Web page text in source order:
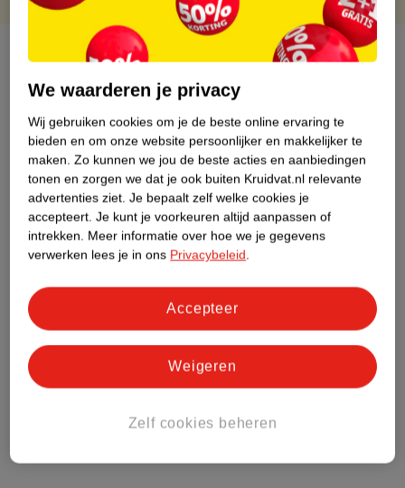
Over dit product
Productinformatie
Nature Impact Score
Dit product heeft (nog) geen Nature
Impact Score.
Meer informatie
Bestel & Bezorginformatie
Bekijk ook
We waarderen je privacy
Wij gebruiken cookies om je de beste online ervaring te
bieden en om onze website persoonlijker en makkelijker te
maken. Zo kunnen we jou de beste acties en aanbiedingen
tonen en zorgen we dat je ook buiten Kruidvat.nl relevante
advertenties ziet. Je bepaalt zelf welke cookies je
accepteert. Je kunt je voorkeuren altijd aanpassen of
intrekken. Meer informatie over hoe we je gegevens
verwerken lees je in ons Privacybeleid.
Zelf cookies beheren
Weigeren
Accepteer